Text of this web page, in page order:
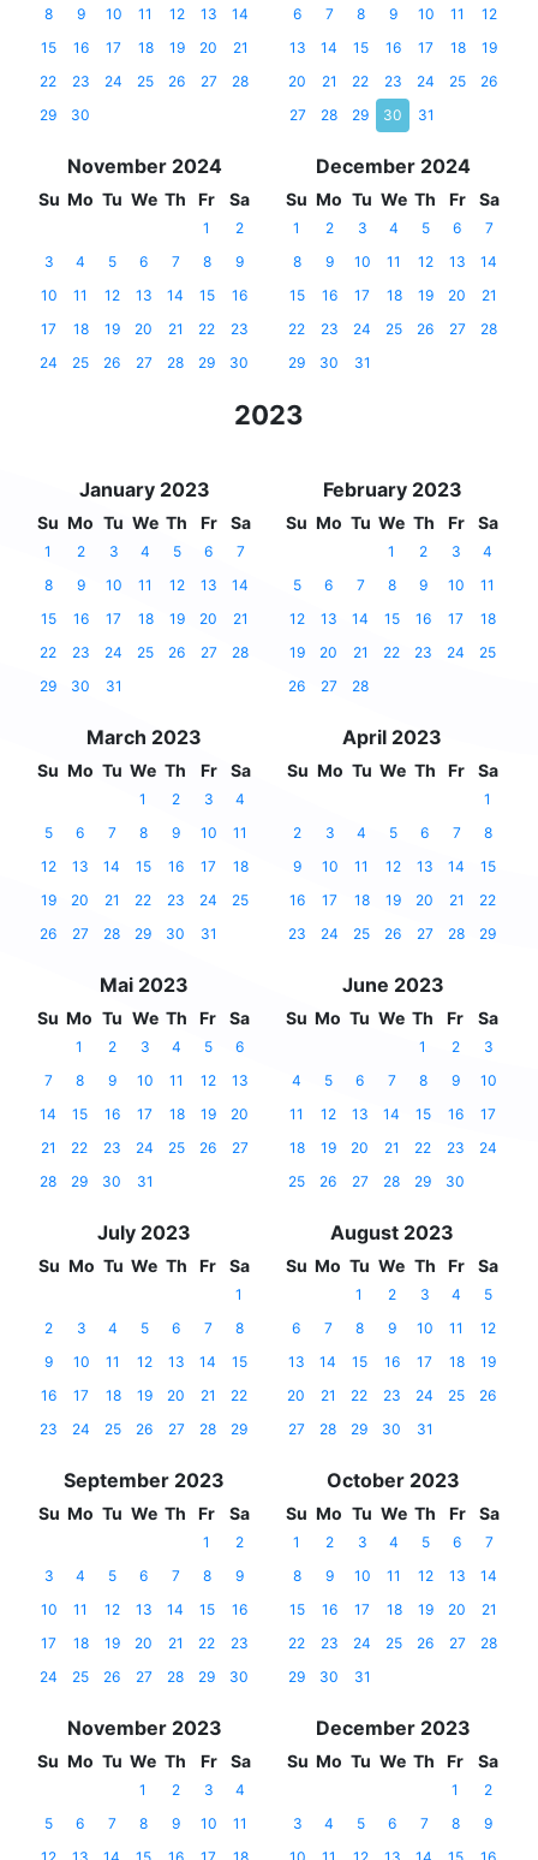
8
9 10 11 12 13
14
15
16 17 18 19 20
21
22
23 24 25 26 27
28
29
30
6
7 8 9 10 11
12
13
14 15 16 17 18
19
20
21 22 23 24 25
26
27
28 29 30 31
November 2024
Su Mo Tu We Th Fr Sa
1
2
3
4 5 6 7 8
9
10
11 12 13 14 15
16
17
18 19 20 21 22
23
24
25 26 27 28 29 30
December 2024
Su Mo Tu We Th Fr Sa
1 2 3 4 5 6
7
8
9 10 11 12 13
14
15
16 17 18 19 20
21
22
23 24 25 26 27
28
29
30 31
2023
January 2023
Su Mo Tu We Th Fr Sa
1 2 3 4 5 6
7
8
9 10 11 12 13
14
15
16 17 18 19 20
21
22
23 24 25 26 27
28
29
30 31
February 2023
Su Mo Tu We Th Fr Sa
1 2 3
4
5
6 7 8 9 10
11
12
13 14 15 16 17
18
19
20 21 22 23 24
25
26
27 28
March 2023
Su Mo Tu We Th Fr Sa
1 2 3
4
5
6 7 8 9 10
11
12
13 14 15 16 17
18
19
20 21 22 23 24
25
26
27 28 29 30 31
April 2023
Su Mo Tu We Th Fr Sa
1
2
3 4 5 6 7
8
9
10 11 12 13 14
15
16
17 18 19 20 21
22
23
24 25 26 27 28 29
Mai 2023
Su Mo Tu We Th Fr Sa
1 2 3 4 5
6
7
8 9 10 11 12
13
14
15 16 17 18 19
20
21
22 23 24 25 26
27
28
29 30 31
June 2023
Su Mo Tu We Th Fr Sa
1 2
3
4
5 6 7 8 9
10
11
12 13 14 15 16
17
18
19 20 21 22 23
24
25
26 27 28 29 30
July 2023
Su Mo Tu We Th Fr Sa
1
2
3 4 5 6 7
8
9
10 11 12 13 14
15
16
17 18 19 20 21
22
23
24 25 26 27 28 29
August 2023
Su Mo Tu We Th Fr Sa
1 2 3 4
5
6
7 8 9 10 11
12
13
14 15 16 17 18
19
20
21 22 23 24 25
26
27
28 29 30 31
September 2023
Su Mo Tu We Th Fr Sa
1
2
3
4 5 6 7 8
9
10
11 12 13 14 15
16
17
18 19 20 21 22
23
24
25 26 27 28 29 30
October 2023
Su Mo Tu We Th Fr Sa
1 2 3 4 5 6
7
8
9 10 11 12 13
14
15
16 17 18 19 20
21
22
23 24 25 26 27
28
29
30 31
November 2023
Su Mo Tu We Th Fr Sa
1 2 3
4
5
6 7 8 9 10
11
December 2023
Su Mo Tu We Th Fr Sa
1
2
3
4 5 6 7 8
9